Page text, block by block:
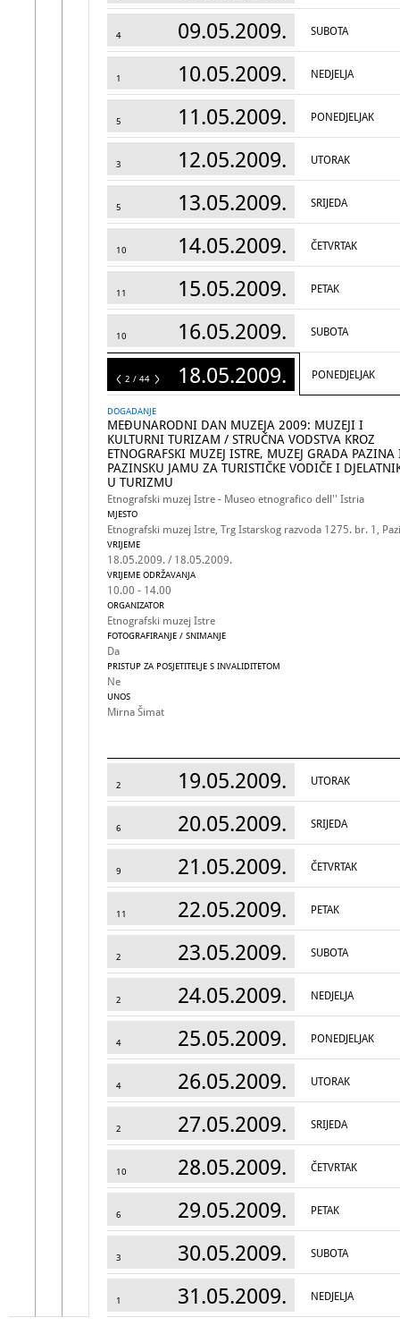
4 09.05.2009. SUBOTA
1 10.05.2009. NEDJELJA
5 11.05.2009. PONEDJELJAK
3 12.05.2009. UTORAK
5 13.05.2009. SRIJEDA
10 14.05.2009. ČETVRTAK
11 15.05.2009. PETAK
10 16.05.2009. SUBOTA
44 18.05.2009. PONEDJELJAK
2 / 44
DOGADANJE
MEĐUNARODNI DAN MUZEJA 2009: MUZEJI I
KULTURNI TURIZAM / STRUČNA VODSTVA KROZ
ETNOGRAFSKI MUZEJ ISTRE, MUZEJ GRADA PAZINA
PAZINSKU JAMU ZA TURISTIČKE VODIČE I
U TURIZMU
Etnografski muzej Istre - Museo etnografico dell'' Istria
MJESTO
Etnografski muzej Istre, Trg Istarskog razvoda 1275. br. 1,
VRIJEME
18.05.2009. / 18.05.2009.
VRIJEME ODRŽAVANJA
10.00 - 14.00
ORGANIZATOR
Etnografski muzej Istre
FOTOGRAFIRANJE / SNIMANJE
Da
PRISTUP ZA POSJETITELJE S INVALIDITETOM
Ne
UNOS
Mirna Šimat
2 19.05.2009. UTORAK
6 20.05.2009. SRIJEDA
9 21.05.2009. ČETVRTAK
11 22.05.2009. PETAK
2 23.05.2009. SUBOTA
2 24.05.2009. NEDJELJA
4 25.05.2009. PONEDJELJAK
4 26.05.2009. UTORAK
2 27.05.2009. SRIJEDA
10 28.05.2009. ČETVRTAK
6 29.05.2009. PETAK
3 30.05.2009. SUBOTA
1 31.05.2009. NEDJELJA